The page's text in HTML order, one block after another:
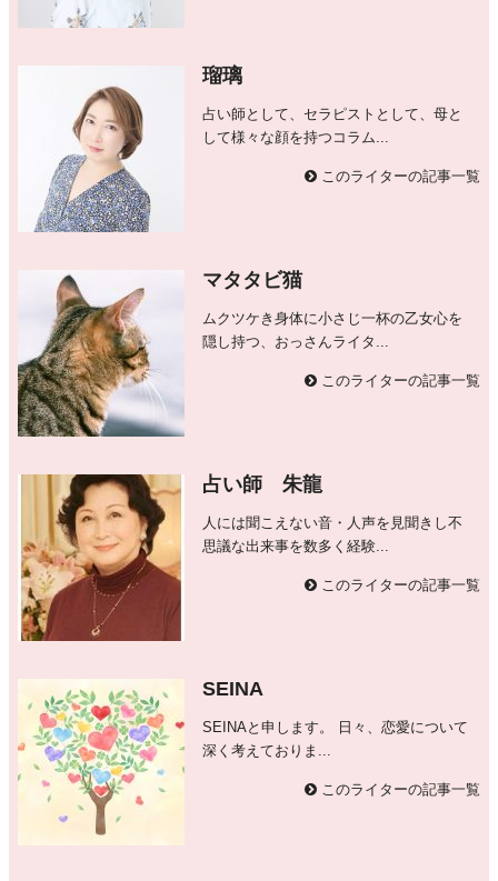
瑠璃
占い師として、セラピストとして、母と
して様々な顔を持つコラム...
このライターの記事一覧
マタタビ猫
ムクツケき身体に小さじ一杯の乙女心を
隠し持つ、おっさんライタ...
このライターの記事一覧
占い師 朱龍
人には聞こえない音・人声を見聞きし不
思議な出来事を数多く経験...
このライターの記事一覧
SEINA
SEINAと申します。 日々、恋愛について
深く考えておりま...
このライターの記事一覧